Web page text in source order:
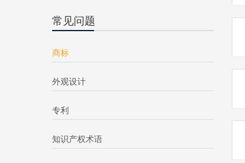
常见问题
商标
外观设计
专利
知识产权术语